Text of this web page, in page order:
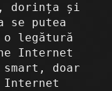
dorința și
putea
legătură
Internet
doar
Internet